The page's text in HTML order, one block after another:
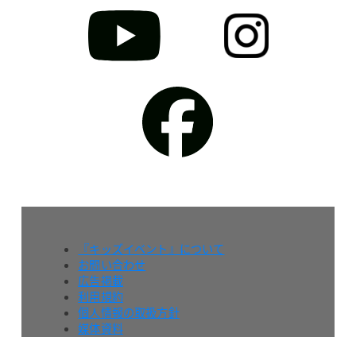
『キッズイベント』について
お問い合わせ
広告掲載
利用規約
個人情報の取扱方針
媒体資料